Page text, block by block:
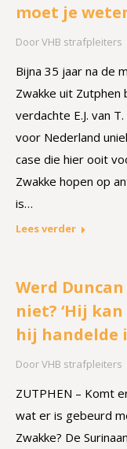
moet je
DoorVHB strafpleiters
Bijna 35 jaar na de
Zwakke uit
verdachte E.J. van
voor Nederland
case die hier ooit
Zwakke hopen op
is…
Lees verder
Werd
niet? ‘Hij
hij handelde
DoorVHB strafpleiters
ZUTPHEN – Komt
wat er is gebeurd
Zwakke? De